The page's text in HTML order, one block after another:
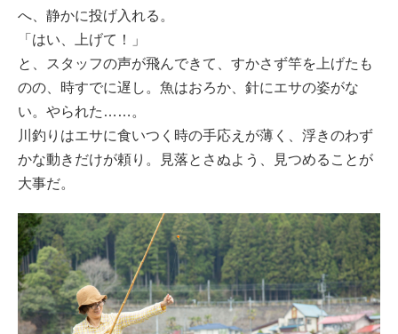
へ、静かに投げ入れる。
「はい、上げて！」
と、スタッフの声が飛んできて、すかさず竿を上げたも
のの、時すでに遅し。魚はおろか、針にエサの姿がな
い。やられた……。
川釣りはエサに食いつく時の手応えが薄く、浮きのわず
かな動きだけが頼り。見落とさぬよう、見つめることが
大事だ。